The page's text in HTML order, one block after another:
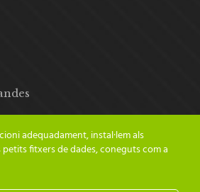
adequadament, instal·lem als
fitxers de dades, coneguts com a